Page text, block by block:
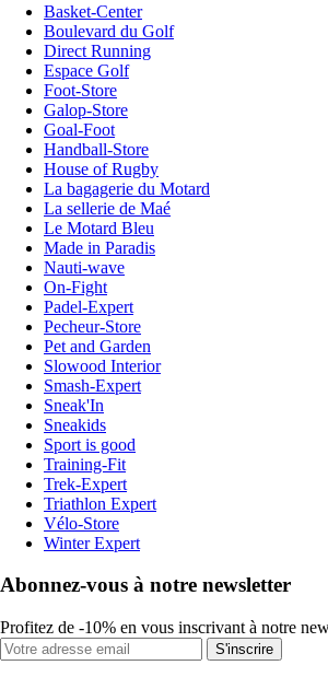
Basket-Center
Boulevard du Golf
Direct Running
Espace Golf
Foot-Store
Galop-Store
Goal-Foot
Handball-Store
House of Rugby
La bagagerie du Motard
La sellerie de Maé
Le Motard Bleu
Made in Paradis
Nauti-wave
On-Fight
Padel-Expert
Pecheur-Store
Pet and Garden
Slowood Interior
Smash-Expert
Sneak'In
Sneakids
Sport is good
Training-Fit
Trek-Expert
Triathlon Expert
Vélo-Store
Winter Expert
Abonnez-vous à notre newsletter
Profitez de -10% en vous inscrivant à notre
S'inscrire